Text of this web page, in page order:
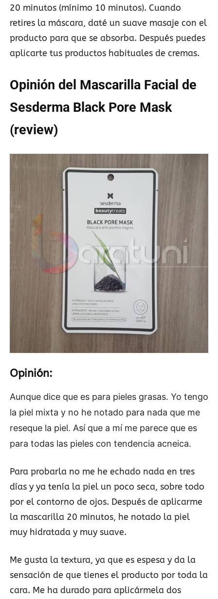
20 minutos (mínimo 10 minutos). Cuando
retires la máscara, daté un suave masaje con el
producto para que se absorba. Después puedes
aplicarte tus productos habituales de cremas.
Opinión del Mascarilla Facial de
Sesderma Black Pore Mask
(review)
Opinión:
Aunque dice que es para pieles grasas. Yo tengo
la piel mixta y no he notado para nada que me
reseque la piel. Así que a mí me parece que es
para todas las pieles con tendencia acneica.
Para probarla no me he echado nada en tres
días y ya tenía la piel un poco seca, sobre todo
por el contorno de ojos. Después de aplicarme
la mascarilla 20 minutos, he notado la piel
muy hidratada y muy suave.
Me gusta la textura, ya que es espesa y da la
sensación de que tienes el producto por toda la
cara. Me ha durado para aplicármela dos